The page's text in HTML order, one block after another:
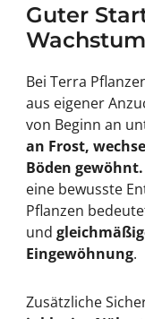
Guter
Wachstum
Bei Terra
aus eigener
von Beginn an
an Frost,
Böden gewöhnt.
eine bewusste
Pflanzen
und
Eingewöhnung.
Zusätzliche